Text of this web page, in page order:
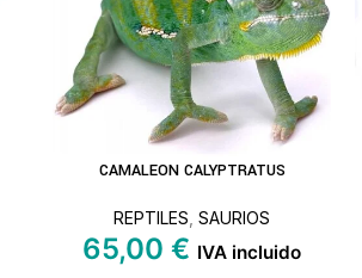
AÑADIR AL CARRITO
CAMALEON CALYPTRATUS
REPTILES ,SAURIOS
65,00€ IVA incluido